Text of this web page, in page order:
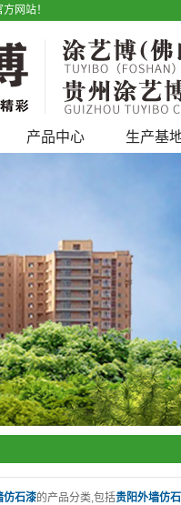
网站！
产品中心
水性工业漆
工程类
地坪漆
生产基
仿石漆的产品分类,包括贵阳外墙仿